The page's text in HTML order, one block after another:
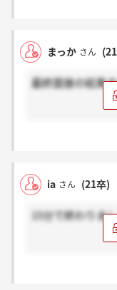
まっか さん
最終面接の結果
ia さん (21卒)
15分で終わりま